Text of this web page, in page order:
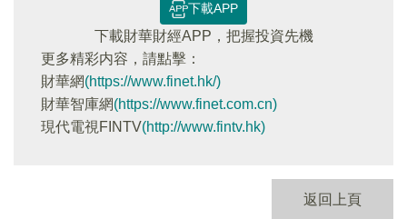
下載APP
下載財華財經APP，把握投資先機
更多精彩内容，請點擊：
財華網(https://www.finet.hk/)
財華智庫網(https://www.finet.com.cn)
現代電視FINTV(http://www.fintv.hk)
返回上頁